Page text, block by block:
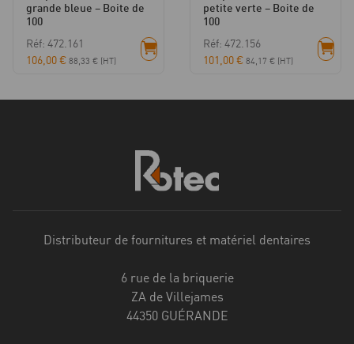
grande bleue – Boite de
100
Réf: 472.161
106,00€ 88,33 € (HT)
petite verte – Boite de
100
Réf: 472.156
101,00€ 84,17 € (HT)
Distributeur de fournitures et matériel dentaires
6 rue de la briquerie
ZA de Villejames
44350 GUÉRANDE